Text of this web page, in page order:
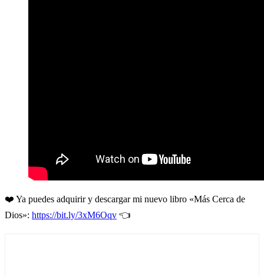
❤️ Ya puedes adquirir y descargar mi nuevo libro «Más Cerca de
Dios»: https://bit.ly/3xM6Oqv 👈